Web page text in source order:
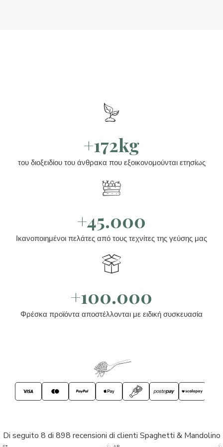
+172kg
του διοξειδίου του άνθρακα που εξοικονομούνται ετησίως
+45.000
Ικανοποιημένοι πελάτες από τους τεχνίτες της γεύσης μας
+100.000
Φρέσκα προϊόντα αποστέλλονται με ειδική συσκευασία
Di seguito 8 di 898 recensioni di clienti Spaghetti & Mandolino